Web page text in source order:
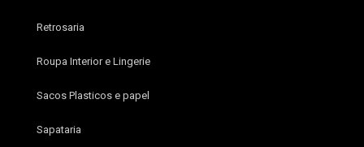
Retrosaria
Roupa Interior e Lingerie
Sacos Plasticos e papel
Sapataria